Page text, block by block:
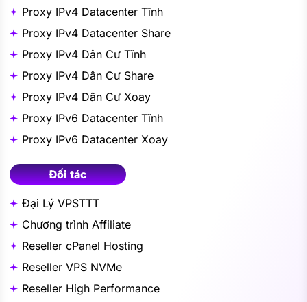
Proxy IPv4 Datacenter Tĩnh
Proxy IPv4 Datacenter Share
Proxy IPv4 Dân Cư Tĩnh
Proxy IPv4 Dân Cư Share
Proxy IPv4 Dân Cư Xoay
Proxy IPv6 Datacenter Tĩnh
Proxy IPv6 Datacenter Xoay
Đối tác
Đại Lý VPSTTT
Chương trình Affiliate
Reseller cPanel Hosting
Reseller VPS NVMe
Reseller High Performance